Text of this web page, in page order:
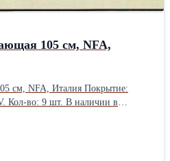
105 см, NFA,
см, NFA, Италия Покрытие:
Кол-во: 9 шт. В наличии в
NFA, Италия